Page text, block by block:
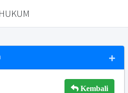
Kembali